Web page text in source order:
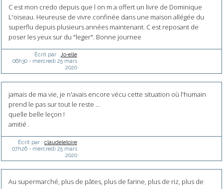
C est mon credo depuis que l on m a offert un livre de Dominique
L'oiseau. Heureuse de vivre confinée dans une maison allégée du
superflu depuis plusieurs années maintenant. C est reposant de
poser les yeux sur du "leger". Bonne journee
Écrit par : Jo-elle
06h30- mercredi 25 mars
2020
jamais de ma vie, je n'avais encore vécu cette situation où l'humain
prend le pas sur tout le reste ...
quelle belle leçon !
amitié .
Écrit par : claudeleloire
07h26- mercredi 25 mars
2020
Au supermarché, plus de pâtes, plus de farine, plus de riz, plus de